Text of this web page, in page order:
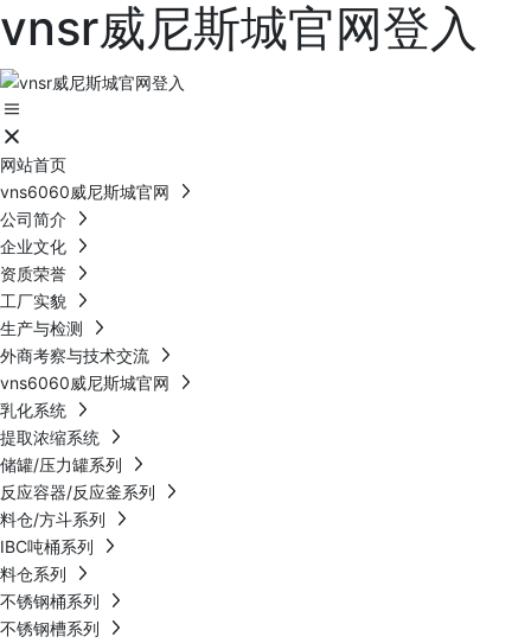
vnsr威尼斯城官网登入
网站首页
vns6060威尼斯城官网
公司简介
企业文化
资质荣誉
工厂实貌
生产与检测
外商考察与技术交流
vns6060威尼斯城官网
乳化系统
提取浓缩系统
储罐/压力罐系列
反应容器/反应釜系列
料仓/方斗系列
IBC吨桶系列
料仓系列
不锈钢桶系列
不锈钢槽系列